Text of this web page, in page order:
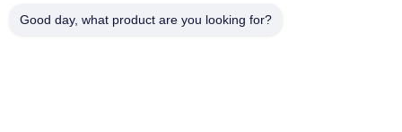
Good day, what product are you looking for?